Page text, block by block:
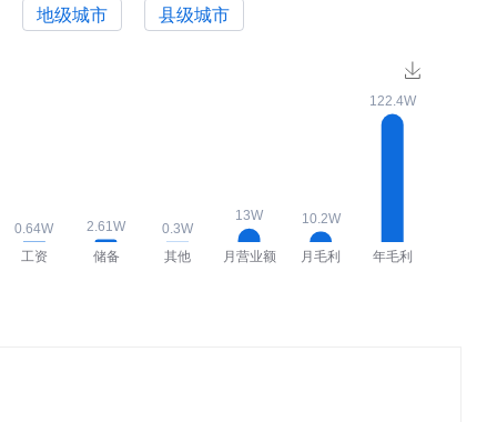
地级城市 县级城市